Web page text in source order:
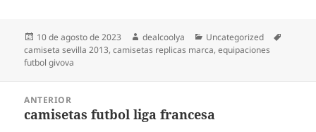
Publicado
el
10 de agosto de 2023 Autor
dealcoolya Categorías
Uncategorized
camiseta sevilla 2013,camisetas replicas marca,equipaciones
futbol givova
entradas
ANTERIOR
Entrada
camisetas futbol liga francesa